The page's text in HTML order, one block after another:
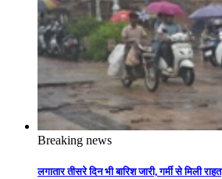
Breaking news
लगातार तीसरे दिन भी बारिश जारी, गर्मी से मिली राहत